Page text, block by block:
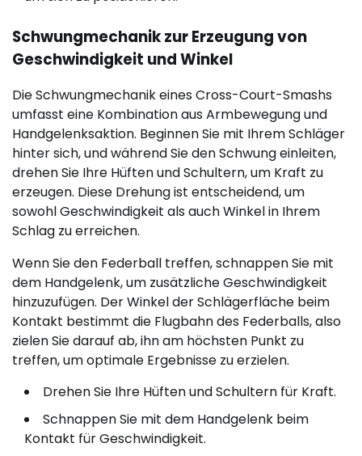
Schwungmechanik zur Erzeugung von
Geschwindigkeit und Winkel
Die Schwungmechanik eines Cross-Court-Smashs
umfasst eine Kombination aus Armbewegung und
Handgelenksaktion. Beginnen Sie mit Ihrem Schläger
hinter sich, und während Sie den Schwung einleiten,
drehen Sie Ihre Hüften und Schultern, um Kraft zu
erzeugen. Diese Drehung ist entscheidend, um
sowohl Geschwindigkeit als auch Winkel in Ihrem
Schlag zu erreichen.
Wenn Sie den Federball treffen, schnappen Sie mit
dem Handgelenk, um zusätzliche Geschwindigkeit
hinzuzufügen. Der Winkel der Schlägerfläche beim
Kontakt bestimmt die Flugbahn des Federballs, also
zielen Sie darauf ab, ihn am höchsten Punkt zu
treffen, um optimale Ergebnisse zu erzielen.
Drehen Sie Ihre Hüften und Schultern für Kraft.
Schnappen Sie mit dem Handgelenk beim
Kontakt für Geschwindigkeit.